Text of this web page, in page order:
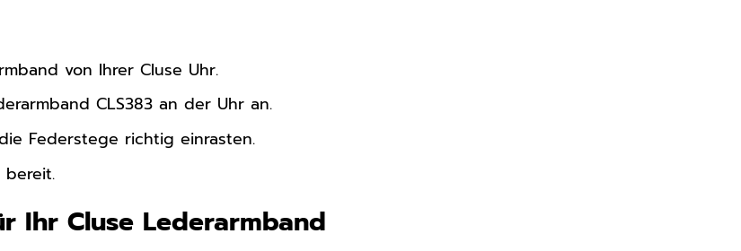
von Ihrer Cluse Uhr.
CLS383 an der Uhr an.
Federstege richtig einrasten.
bereit.
Ihr Cluse Lederarmband